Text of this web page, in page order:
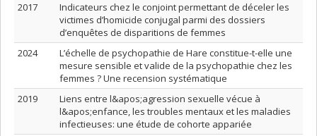
2017
Indicateurs chez le conjoint permettant de déceler les
victimes d’homicide conjugal parmi des dossiers
d’enquêtes de disparitions de femmes
2024
L’échelle de psychopathie de Hare constitue-t-elle une
mesure sensible et valide de la psychopathie chez les
femmes ? Une recension systématique
2019
Liens entre l&apos;agression sexuelle vécue à
l&apos;enfance, les troubles mentaux et les maladies
infectieuses: une étude de cohorte appariée